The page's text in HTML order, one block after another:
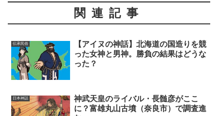
関連記事
伝承民俗
【アイヌの神話】北海道の国造りを競
った女神と男神。勝負の結果はどうな
った？
日本神話
神武天皇のライバル・長髄彦がここ
に？富雄丸山古墳（奈良市）で調査進